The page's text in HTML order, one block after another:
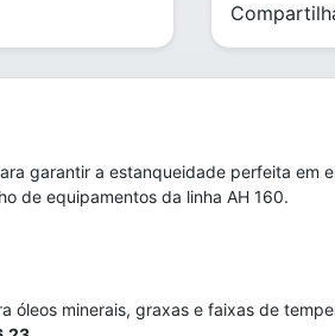
garantir a estanqueidade perfeita
de equipamentos da linha AH 160.
óleos minerais, graxas e faixas de